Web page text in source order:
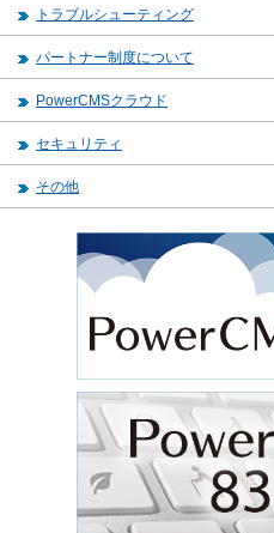
トラブルシューティング
パートナー制度について
PowerCMSクラウド
セキュリティ
その他